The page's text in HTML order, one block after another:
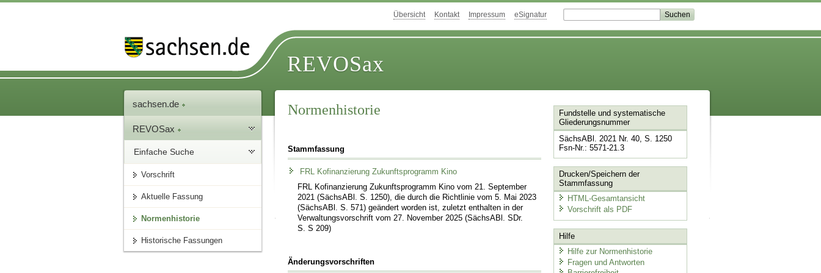
Übersicht Kontakt Impressum eSignatur
REVOSax
sachsen.de
REVOSax
Einfache Suche
Vorschrift
Aktuelle Fassung
Normenhistorie
Historische Fassungen
Normenhistorie
Stammfassung
FRL Kofinanzierung Zukunftsprogramm Kino
FRL Kofinanzierung Zukunftsprogramm Kino vom 21. September
2021 (SächsABl. S. 1250), die durch die Richtlinie vom 5. Mai 2023
(SächsABl. S. 571) geändert worden ist, zuletzt enthalten in der
Verwaltungsvorschrift vom 27. November 2025 (SächsABl. SDr.
S. S 209)
Änderungsvorschriften
Fundstelle und systematische
Gliederungsnummer
SächsABl. 2021 Nr. 40, S. 1250
Fsn-Nr.: 5571-21.3
Drucken/Speichern der
Stammfassung
HTML-Gesamtansicht
Vorschrift als PDF
Hilfe
Hilfe zur Normenhistorie
Fragen und Antworten